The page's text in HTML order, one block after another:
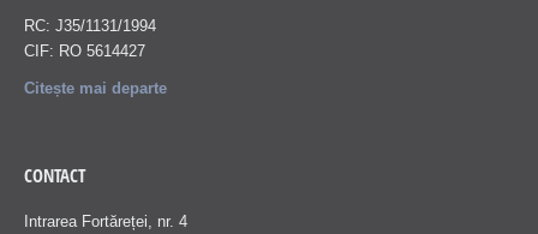
RC: J35/1131/1994
CIF: RO 5614427
Citește mai departe
CONTACT
Intrarea Fortăreței, nr. 4